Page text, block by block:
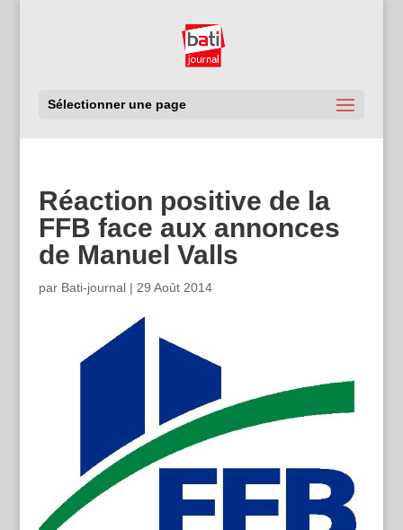
Sélectionner une page
Réaction positive de la
FFB face aux annonces
de Manuel Valls
par Bati-journal| 29 Août 2014